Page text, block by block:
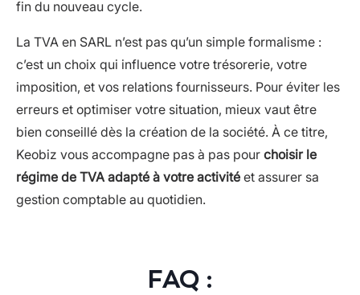
fin du nouveau cycle.
La TVA en SARL n’est pas qu’un simple formalisme :
c’est un choix qui influence votre trésorerie, votre
imposition, et vos relations fournisseurs. Pour éviter les
erreurs et optimiser votre situation, mieux vaut être
bien conseillé dès la création de la société. À ce titre,
Keobiz vous accompagne pas à pas pour choisir le
régime de TVA adapté à votre activité et assurer sa
gestion comptable au quotidien.
FAQ :